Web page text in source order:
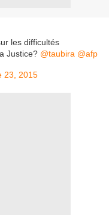
les difficultés
Justice? @taubira @afp
23, 2015